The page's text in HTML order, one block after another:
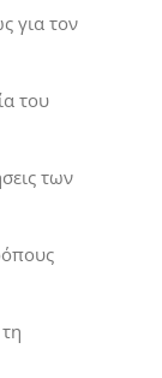
για τον
του
των